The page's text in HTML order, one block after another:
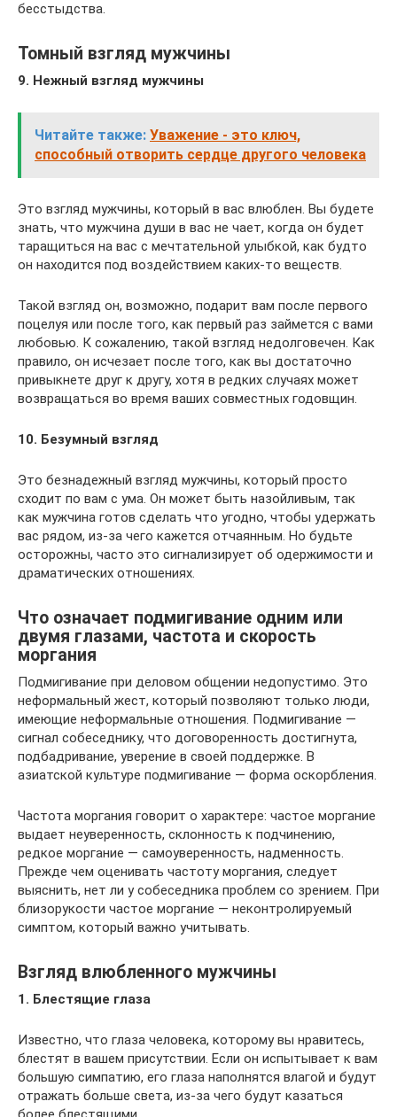
бесстыдства.
Томный взгляд мужчины
9. Нежный взгляд мужчины
Читайте также: Уважение - это ключ,
способный отворить сердце другого человека
Это взгляд мужчины, который в вас влюблен. Вы будете
знать, что мужчина души в вас не чает, когда он будет
таращиться на вас с мечтательной улыбкой, как будто
он находится под воздействием каких-то веществ.
Такой взгляд он, возможно, подарит вам после первого
поцелуя или после того, как первый раз займется с вами
любовью. К сожалению, такой взгляд недолговечен. Как
правило, он исчезает после того, как вы достаточно
привыкнете друг к другу, хотя в редких случаях может
возвращаться во время ваших совместных годовщин.
10. Безумный взгляд
Это безнадежный взгляд мужчины, который просто
сходит по вам с ума. Он может быть назойливым, так
как мужчина готов сделать что угодно, чтобы удержать
вас рядом, из-за чего кажется отчаянным. Но будьте
осторожны, часто это сигнализирует об одержимости и
драматических отношениях.
Что означает подмигивание одним или
двумя глазами, частота и скорость
моргания
Подмигивание при деловом общении недопустимо. Это
неформальный жест, который позволяют только люди,
имеющие неформальные отношения. Подмигивание —
сигнал собеседнику, что договоренность достигнута,
подбадривание, уверение в своей поддержке. В
азиатской культуре подмигивание — форма оскорбления.
Частота моргания говорит о характере: частое моргание
выдает неуверенность, склонность к подчинению,
редкое моргание — самоуверенность, надменность.
Прежде чем оценивать частоту моргания, следует
выяснить, нет ли у собеседника проблем со зрением. При
близорукости частое моргание — неконтролируемый
симптом, который важно учитывать.
Взгляд влюбленного мужчины
1. Блестящие глаза
Известно, что глаза человека, которому вы нравитесь,
блестят в вашем присутствии. Если он испытывает к вам
большую симпатию, его глаза наполнятся влагой и будут
отражать больше света, из-за чего будут казаться